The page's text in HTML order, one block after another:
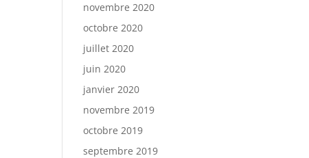
novembre 2020
octobre 2020
juillet 2020
juin 2020
janvier 2020
novembre 2019
octobre 2019
septembre 2019